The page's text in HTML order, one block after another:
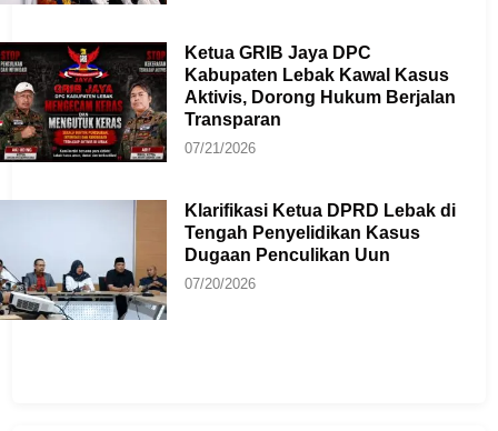
Ketua GRIB Jaya DPC
Kabupaten Lebak Kawal Kasus
Aktivis, Dorong Hukum Berjalan
Transparan
07/21/2026
Klarifikasi Ketua DPRD Lebak di
Tengah Penyelidikan Kasus
Dugaan Penculikan Uun
07/20/2026